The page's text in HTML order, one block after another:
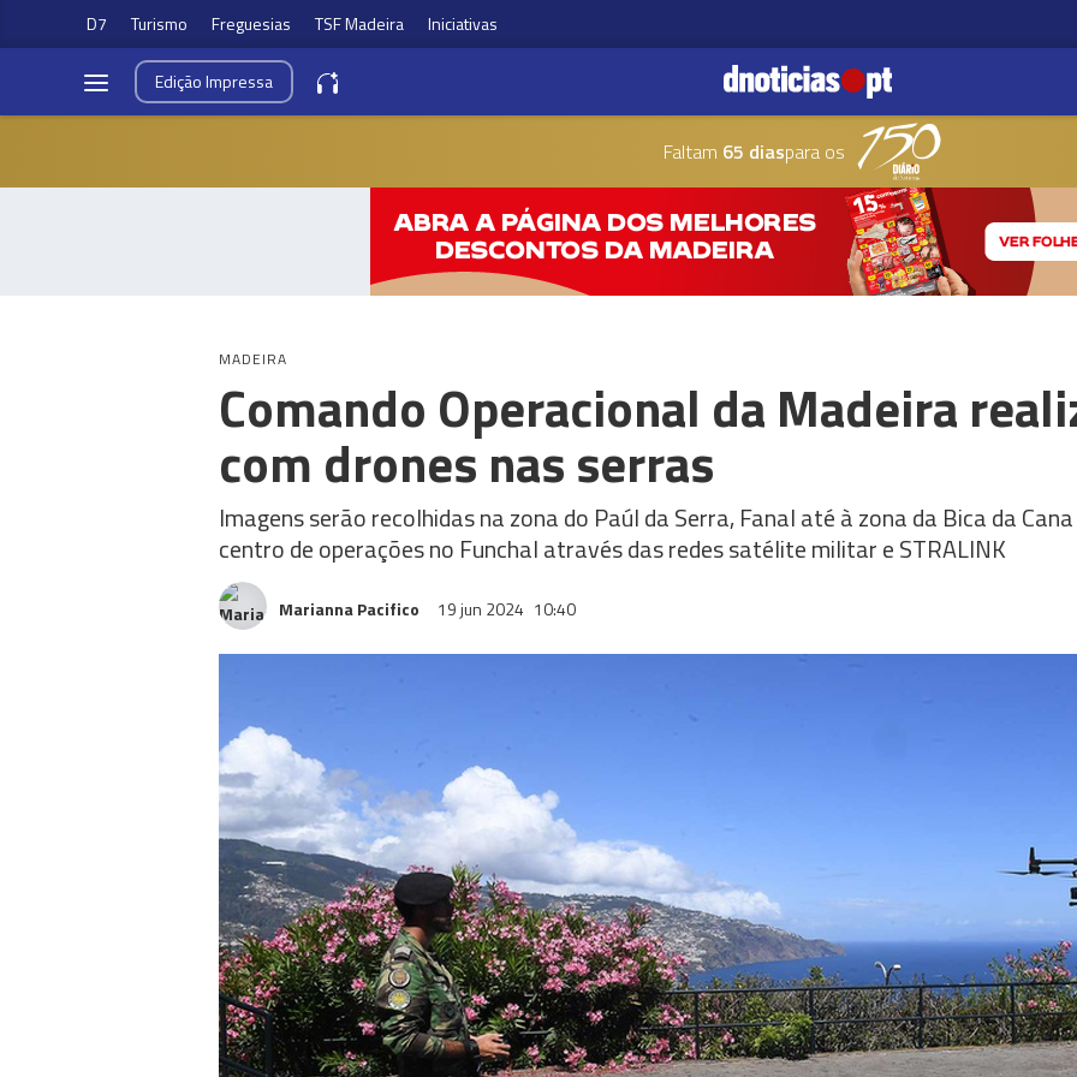
D7 Turismo Freguesias TSF Madeira Iniciativas
EdiçãoImpressa
Faltam 65 diaspara os
MADEIRA
Comando Operacional da Madeira
com drones nas serras
Imagens serão recolhidas na zona do Paúl da Serra, Fanal até à zona da Bica da
centro de operações no Funchal através das redes satélite militar e STRALINK
Marianna Pacifico 19 jun 2024 10:40